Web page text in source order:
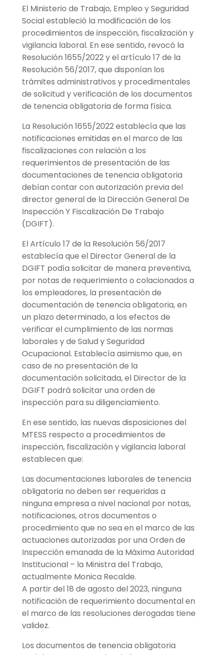
El Ministerio de Trabajo, Empleo y Seguridad
Social estableció la modificación de los
procedimientos de inspección, fiscalización y
vigilancia laboral. En ese sentido, revocó la
Resolución 1655/2022 y el artículo 17 de la
Resolución 56/2017, que disponían los
trámites administrativos y procedimentales
de solicitud y verificación de los documentos
de tenencia obligatoria de forma física.
La Resolución 1655/2022 establecía que las
notificaciones emitidas en el marco de las
fiscalizaciones con relación a los
requerimientos de presentación de las
documentaciones de tenencia obligatoria
debían contar con autorización previa del
director general de la Dirección General De
Inspección Y Fiscalización De Trabajo
(DGIFT).
El Artículo 17 de la Resolución 56/2017
establecía que el Director General de la
DGIFT podía solicitar de manera preventiva,
por notas de requerimiento o colacionados a
los empleadores, la presentación de
documentación de tenencia obligatoria, en
un plazo determinado, a los efectos de
verificar el cumplimiento de las normas
laborales y de Salud y Seguridad
Ocupacional. Establecía asimismo que, en
caso de no presentación de la
documentación solicitada, el Director de la
DGIFT podrá solicitar una orden de
inspección para su diligenciamiento.
En ese sentido, las nuevas disposiciones del
MTESS respecto a procedimientos de
inspección, fiscalización y vigilancia laboral
establecen que:
Las documentaciones laborales de tenencia
obligatoria no deben ser requeridas a
ninguna empresa a nivel nacional por notas,
notificaciones, otros documentos o
procedimiento que no sea en el marco de las
actuaciones autorizadas por una Orden de
Inspección emanada de la Máxima Autoridad
Institucional – la Ministra del Trabajo,
actualmente Monica Recalde.
A partir del 18 de agosto del 2023, ninguna
notificación de requerimiento documental en
el marco de las resoluciones derogadas tiene
validez.
Los documentos de tenencia obligatoria